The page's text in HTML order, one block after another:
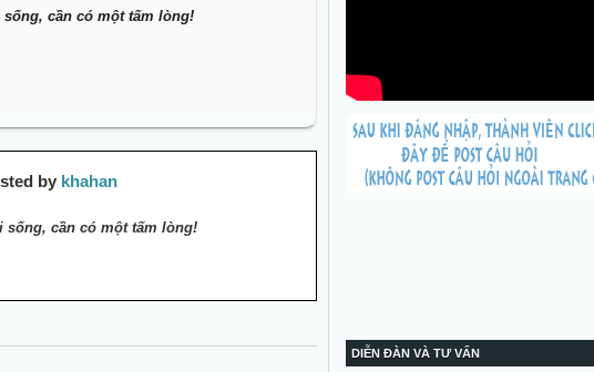
cần có một tấm lòng!
by khahan
sống, cần có một tấm lòng!
DIỄN ĐÀN VÀ TƯ VẤN